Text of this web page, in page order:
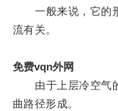
一般来说，它的形
流有关。
免费vqn外网
由于上层冷空气的
曲路径形成。